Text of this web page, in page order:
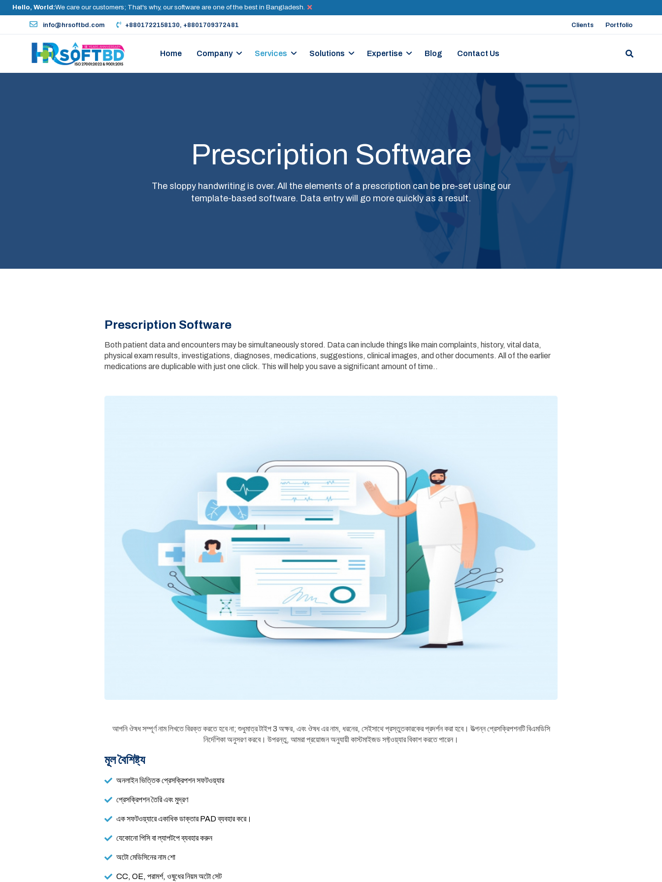
Hello, World:We care our customers; That's why, our software are one of the best in Bangladesh.
info@hrsoftbd.com +8801722158130, +8801709372481 Clients Portfolio
Home Company Services Solutions Expertise Blog Contact Us
Prescription Software
The sloppy handwriting is over. All the elements of a prescription can be pre-set using our
template-based software. Data entry will go more quickly as a result.
Prescription Software
Both patient data and encounters may be simultaneously stored. Data can include things like main complaints, history, vital data,
physical exam results, investigations, diagnoses, medications, suggestions, clinical images, and other documents. All of the earlier
medications are duplicable with just one click. This will help you save a significant amount of time..
আপনি ঔষধ সম্পূর্ণ নাম লিখতে বিরক্ত করতে হবে না; শুধুমাত্র টাইপ 3 অক্ষর, এবং ঔষধ এর নাম, ধরনের, সেইসাথে প্রস্তুতকারকের প্রদর্শন করা হবে। উত্পন্ন প্রেসক্রিপশনটি বিএমডিসি
নির্দেশিকা অনুসরণ করবে। উপরন্তু, আমরা প্রয়োজন অনুযায়ী কাস্টমাইজড সফ্টওয়্যার বিকাশ করতে পারেন।
মূল বৈশিষ্ট্য
অনলাইন ভিত্তিক প্রেসক্রিপশন সফটওয়্যার
প্রেসক্রিপশন তৈরি এবং মুদ্রণ
এক সফটওয়্যারে একাধিক ডাক্তার PAD ব্যবহার করে।
যেকোনো পিসি বা ল্যাপটপে ব্যবহার করুন
অটো মেডিসিনের নাম শো
CC, OE, পরামর্শ, ওষুধের নিয়ম অটো সেট